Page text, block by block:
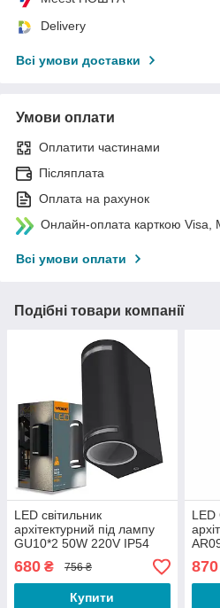
Delivery
Всі умови доставки
Умови оплати
Оплатити частинами
Післяплата
Оплата на рахунок
Онлайн-оплата карткою Visa,
Всі умови оплати
Подібні товари компанії
LED світильник
архітектурний під лампу
GU10*2 50W 220V IP54
квадратний чорний
(150mmx68mmx92mm)
680 ₴ 756 ₴
Купити
LED
870